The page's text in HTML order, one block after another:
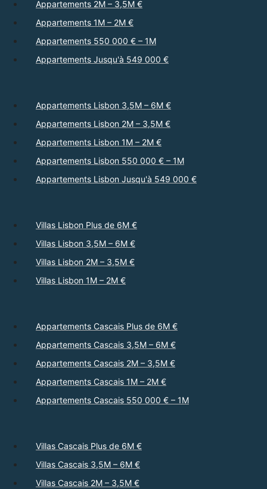
Appartements 2M – 3,5M €
Appartements 1M – 2M €
Appartements 550 000 € – 1M
Appartements Jusqu'à 549 000 €
Appartements Lisbon 3,5M – 6M €
Appartements Lisbon 2M – 3,5M €
Appartements Lisbon 1M – 2M €
Appartements Lisbon 550 000 € – 1M
Appartements Lisbon Jusqu'à 549 000 €
Villas Lisbon Plus de 6M €
Villas Lisbon 3,5M – 6M €
Villas Lisbon 2M – 3,5M €
Villas Lisbon 1M – 2M €
Appartements Cascais Plus de 6M €
Appartements Cascais 3,5M – 6M €
Appartements Cascais 2M – 3,5M €
Appartements Cascais 1M – 2M €
Appartements Cascais 550 000 € – 1M
Villas Cascais Plus de 6M €
Villas Cascais 3,5M – 6M €
Villas Cascais 2M – 3,5M €